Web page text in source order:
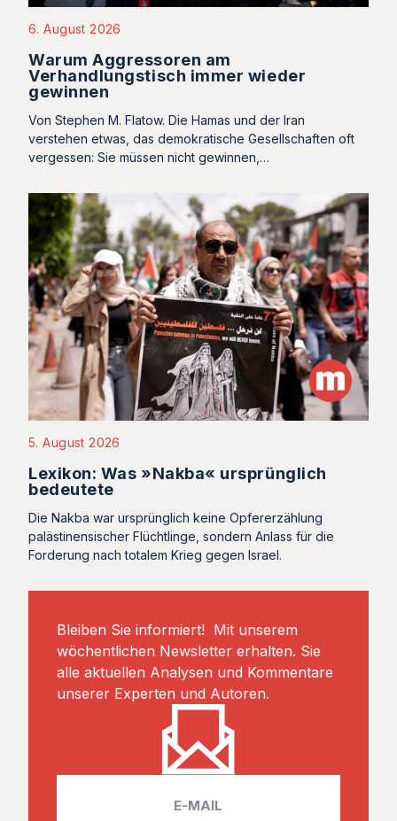
6. August 2026
Warum Aggressoren am
Verhandlungstisch immer wieder
gewinnen
Von Stephen M. Flatow. Die Hamas und der Iran
verstehen etwas, das demokratische Gesellschaften oft
vergessen: Sie müssen nicht gewinnen,…
5. August 2026
Lexikon: Was »Nakba« ursprünglich
bedeutete
Die Nakba war ursprünglich keine Opfererzählung
palästinensischer Flüchtlinge, sondern Anlass für die
Forderung nach totalem Krieg gegen Israel.
Bleiben Sie informiert! Mit unserem
wöchentlichen Newsletter erhalten. Sie
alle aktuellen Analysen und Kommentare
unserer Experten und Autoren.